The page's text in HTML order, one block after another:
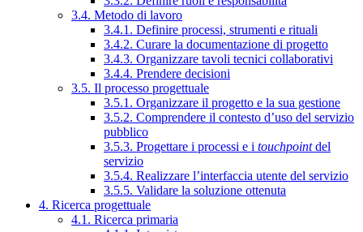
3.4. Metodo di lavoro
3.4.1. Definire processi, strumenti e rituali
3.4.2. Curare la documentazione di progetto
3.4.3. Organizzare tavoli tecnici collaborativi
3.4.4. Prendere decisioni
3.5. Il processo progettuale
3.5.1. Organizzare il progetto e la sua gestione
3.5.2. Comprendere il contesto d’uso del servizio
pubblico
3.5.3. Progettare i processi e i touchpointdel
servizio
3.5.4. Realizzare l’interfaccia utente del servizio
3.5.5. Validare la soluzione ottenuta
4. Ricerca progettuale
4.1. Ricerca primaria